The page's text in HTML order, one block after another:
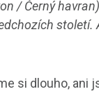
/ Černý
století.
si dlouho,